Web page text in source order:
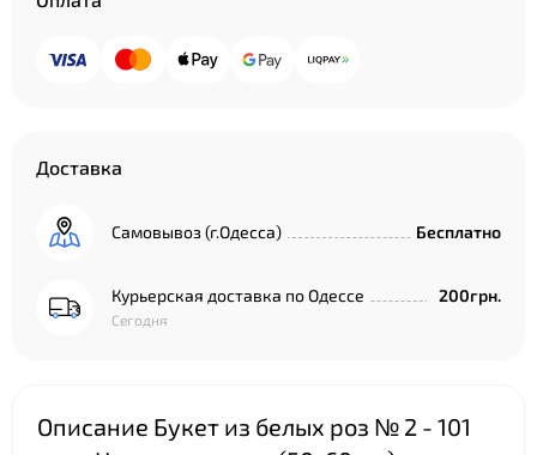
Доставка
Самовывоз (г.Одесса) Бесплатно
Курьерская доставка по Одессе
Сегодня
200грн.
Описание Букет из белых роз № 2 - 101